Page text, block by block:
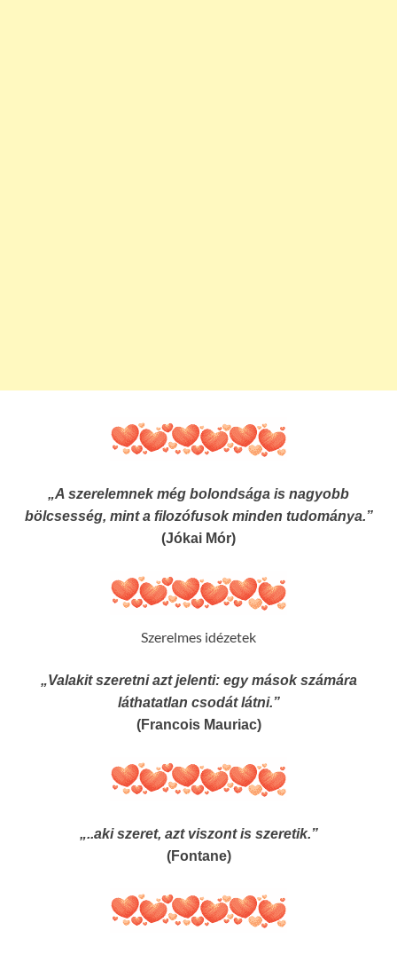
„A szerelemnek még bolondsága is nagyobb
bölcsesség, mint a filozófusok minden tudománya.”
(Jókai Mór)
Szerelmes idézetek
„Valakit szeretni azt jelenti: egy mások számára
láthatatlan csodát látni.”
(Francois Mauriac)
„..aki szeret, azt viszont is szeretik.”
(Fontane)